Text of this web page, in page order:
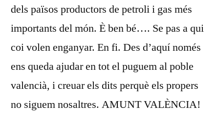
dels països productors de petroli i gas més
importants del món. È ben bé…. Se pas a qui
coi volen enganyar. En fi. Des d’aquí només
ens queda ajudar en tot el puguem al poble
valencià, i creuar els dits perquè els propers
no siguem nosaltres. AMUNT VALÈNCIA!